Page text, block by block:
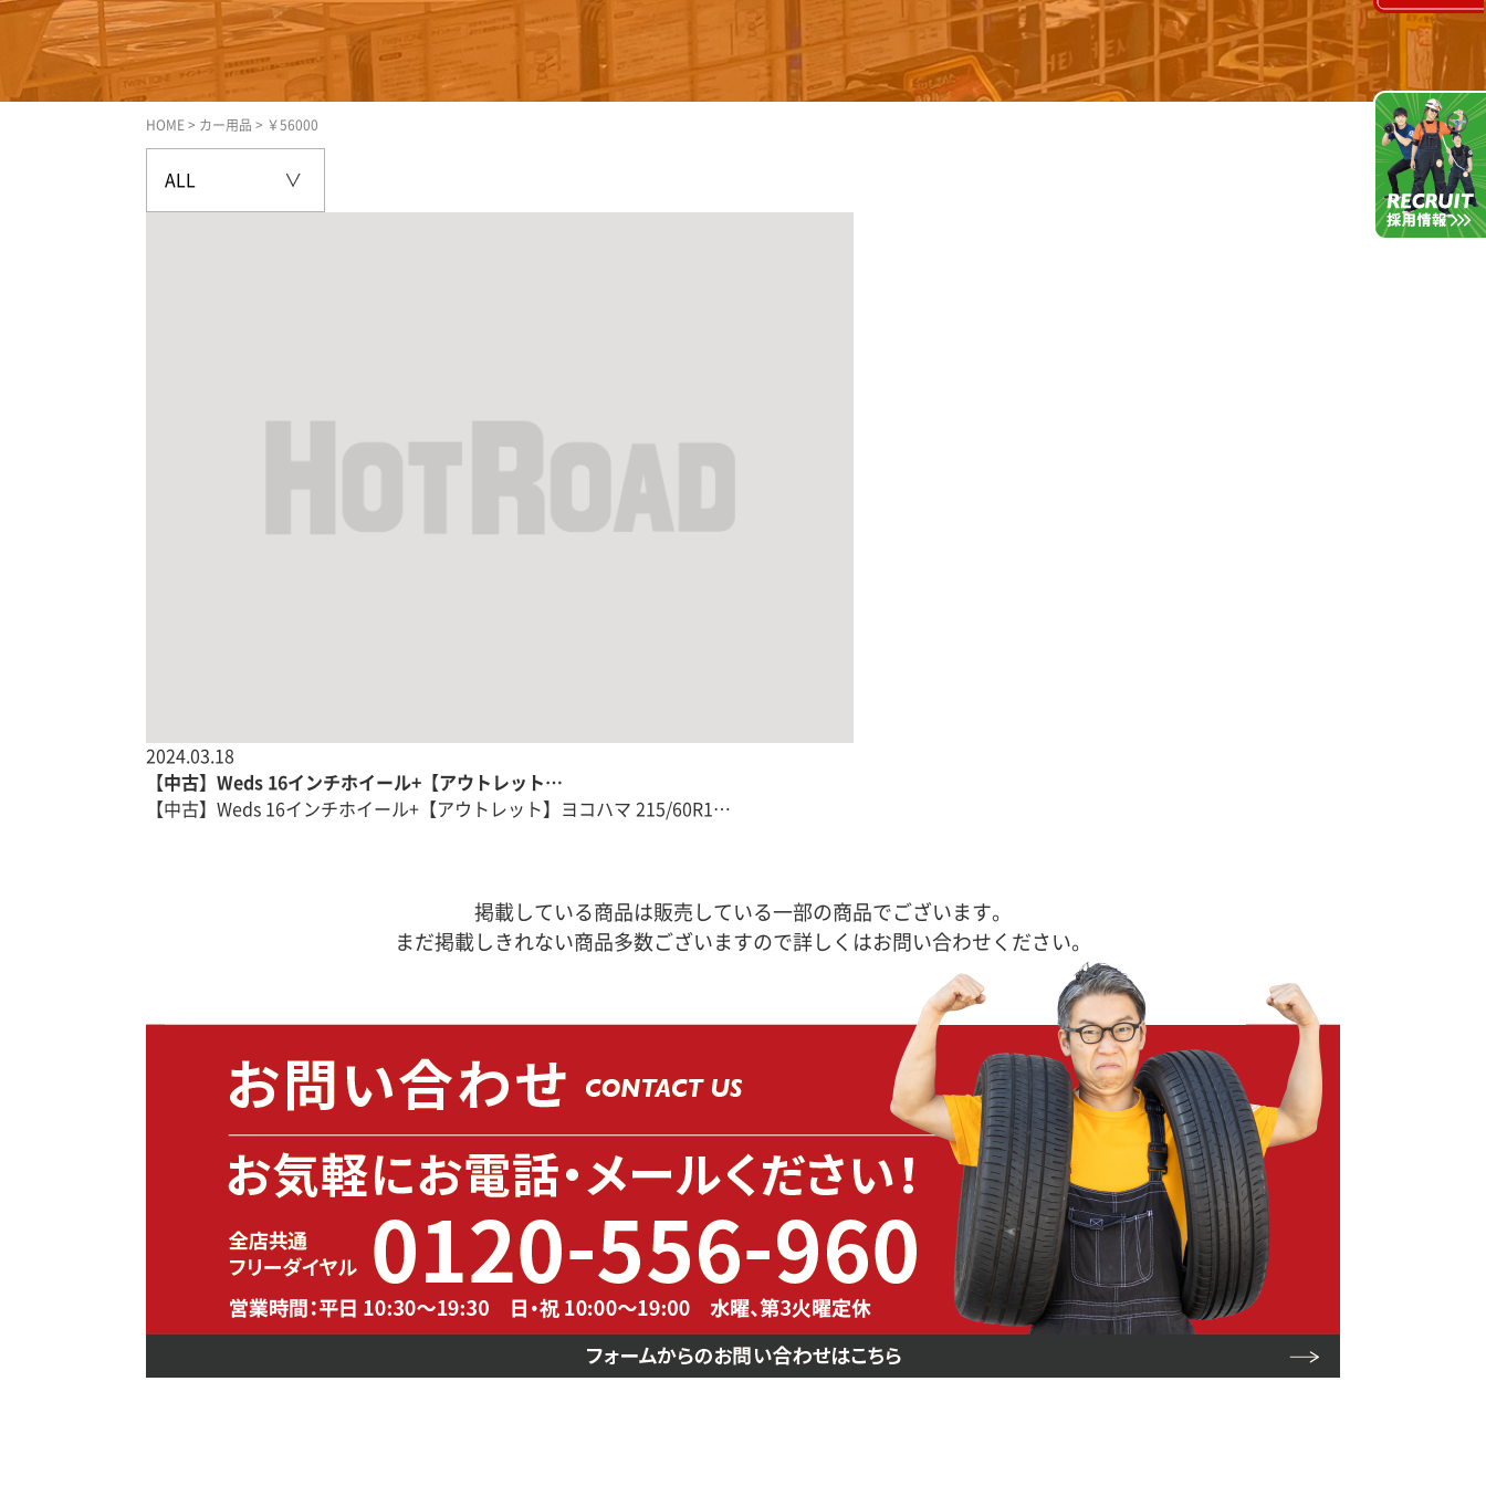
HOME > カー用品 > ￥56000
2024.03.18
【中古】Weds 16インチホイール+【アウトレット…
【中古】Weds 16インチホイール+【アウトレット】ヨコハマ 215/60R1…
掲載している商品は販売している一部の商品でございます。
まだ掲載しきれない商品多数ございますので詳しくはお問い合わせください。